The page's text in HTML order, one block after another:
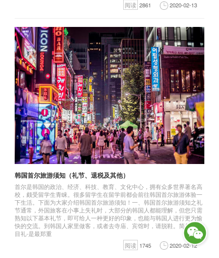
阅读 2861 2020-02-13
韩国首尔旅游须知（礼节、退税及其他）
首尔是韩国的政治、经济、科技、教育、文化中心，拥有众多世界著名高
校，颇受留学生青睐。很多留学生在留学前都会前往韩国首尔旅游体验一
下生活。下面为大家介绍韩国首尔旅游须知！一、韩国首尔旅游须知之礼
节通常，外国旅客在小事上失礼时，大部分的韩国人都能理解，但您只需
熟知以下基本礼节，即可给人一种更好的印象，也能与韩国人进行更为愉
快的交流。到韩国人家里做客，或者去寺庙、宾馆时，请脱鞋。简单的-注
目礼-是最郑重
阅读 1745 2020-02-12